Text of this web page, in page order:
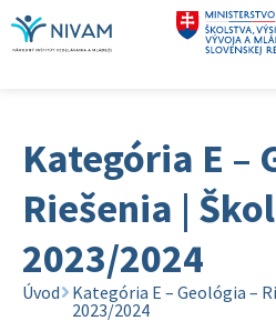
Kategória E –
Riešenia |
2023/2024
Úvod
Kategória E – Geológia –
2023/2024